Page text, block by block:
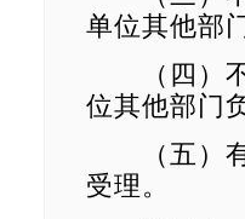
单位其他部
（四）不
位其他部门
（五）有
受理。